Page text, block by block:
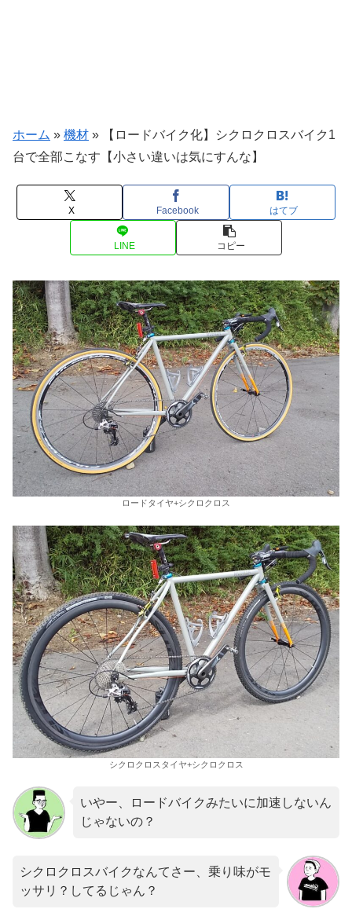
ホーム » 機材 » 【ロードバイク化】シクロクロスバイク1
台で全部こなす【小さい違いは気にすんな】
X Facebook はてブ
LINE コピー
ロードタイヤ+シクロクロス
シクロクロスタイヤ+シクロクロス
いやー、ロードバイクみたいに加速しないん
じゃないの？
シクロクロスバイクなんてさー、乗り味がモ
ッサリ？してるじゃん？